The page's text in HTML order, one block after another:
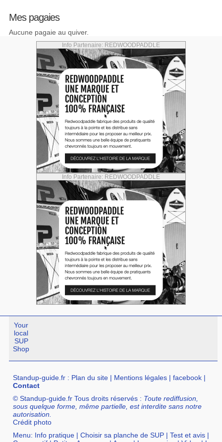
Mes pagaies
Aucune pagaie au quiver.
Info Partenaire: REDWOODPADDLE
Info Partenaire: REDWOODPADDLE
Your
local
SUP
Shop
Standup-guide.fr : Plan du site | Mentions légales |facebook |
Contact
© Standup-guide.fr Tous droits réservés : Toute rediffusion,
sous quelque forme, même partielle, est interdite sans notre
autorisation.
Crédit photo
Menu: Info pratique |Choisir sa planche de SUP |Test et avis |